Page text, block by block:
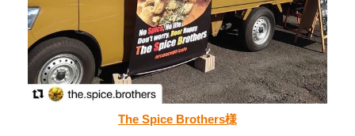
The Spice Brothers様